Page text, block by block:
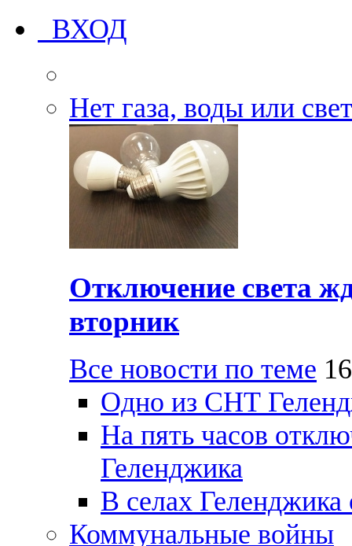
ВХОД
Нет газа, воды или
Отключение света
вторник
Все новости по теме
Одно из СНТ
На пять часов
Геленджика
В селах Геленджика
Коммунальные войны